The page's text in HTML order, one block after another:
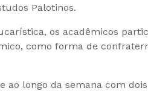
Palotinos.
os acadêmicos
como forma de
ao longo da semana com